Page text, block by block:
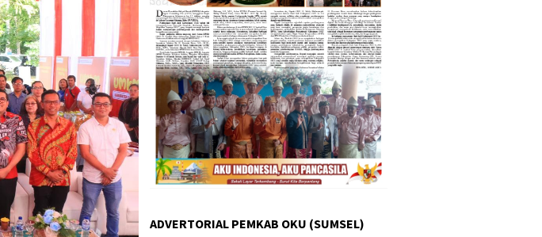
ADVERTORIAL PEMKAB OKU (SUMSEL)